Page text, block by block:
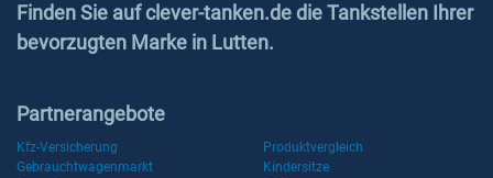
Finden Sie auf clever-tanken.de die Tankstellen Ihrer
bevorzugten Marke in Lutten.
Partnerangebote
Kfz-Versicherung
Produktvergleich
Gebrauchtwagenmarkt
Kindersitze